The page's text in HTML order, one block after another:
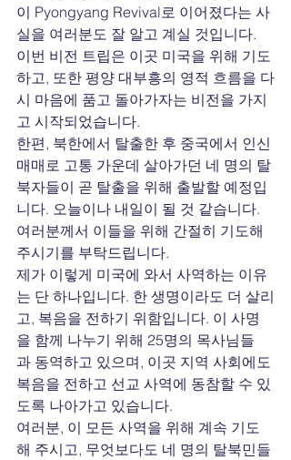
이 Pyongyang Revival로 이어졌다는 사
실을 여러분도 잘 알고 계실 것입니다.
이번 비전 트립은 이곳 미국을 위해 기도
하고, 또한 평양 대부흥의 영적 흐름을 다
시 마음에 품고 돌아가자는 비전을 가지
고 시작되었습니다.
한편, 북한에서 탈출한 후 중국에서 인신
매매로 고통 가운데 살아가던 네 명의 탈
북자들이 곧 탈출을 위해 출발할 예정입
니다. 오늘이나 내일이 될 것 같습니다.
여러분께서 이들을 위해 간절히 기도해
주시기를 부탁드립니다.
제가 이렇게 미국에 와서 사역하는 이유
는 단 하나입니다. 한 생명이라도 더 살리
고, 복음을 전하기 위함입니다. 이 사명
을 함께 나누기 위해 25명의 목사님들
과 동역하고 있으며, 이곳 지역 사회에도
복음을 전하고 선교 사역에 동참할 수 있
도록 나아가고 있습니다.
여러분, 이 모든 사역을 위해 계속 기도
해 주시고, 무엇보다도 네 명의 탈북민들